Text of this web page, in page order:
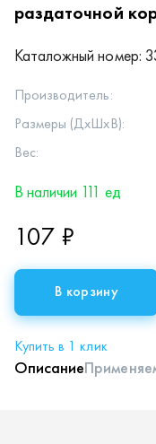
раздаточной
Каталожный номер:
Производитель:
Размеры (ДхШхВ):
Вес:
В наличии 111 ед
107 ₽
В корзину
Купить в 1 клик
Описание